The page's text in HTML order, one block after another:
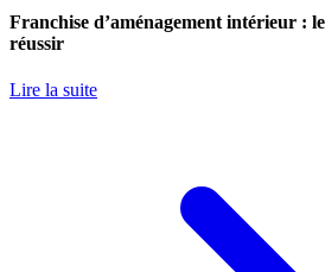
Franchise d’aménagement intérieur :
réussir
Lire la suite